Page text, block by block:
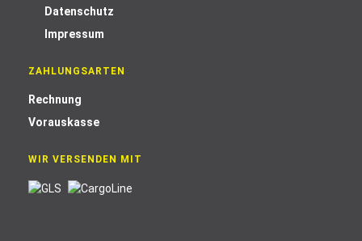
Datenschutz
Impressum
ZAHLUNGSARTEN
Rechnung
Vorauskasse
WIR VERSENDEN MIT